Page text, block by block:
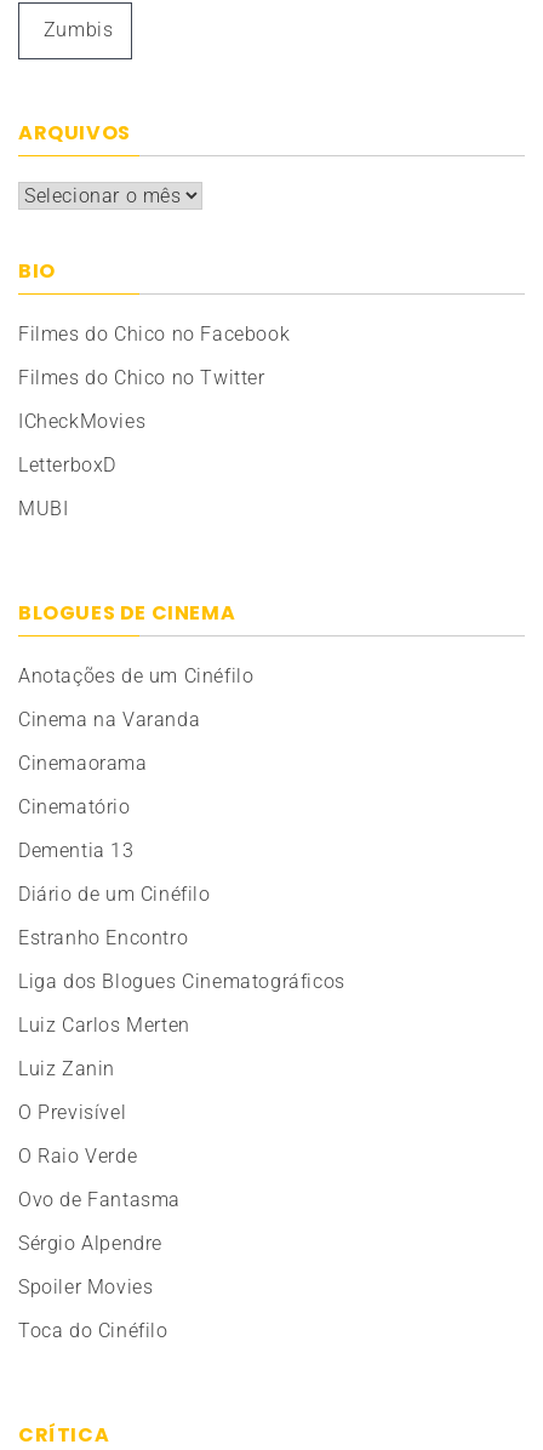
Zumbis
ARQUIVOS
Arquivos
BIO
Filmes do Chico no Facebook
Filmes do Chico no Twitter
ICheckMovies
LetterboxD
MUBI
BLOGUES DE CINEMA
Anotações de um Cinéfilo
Cinema na Varanda
Cinemaorama
Cinematório
Dementia 13
Diário de um Cinéfilo
Estranho Encontro
Liga dos Blogues Cinematográficos
Luiz Carlos Merten
Luiz Zanin
O Previsível
O Raio Verde
Ovo de Fantasma
Sérgio Alpendre
Spoiler Movies
Toca do Cinéfilo
CRÍTICA